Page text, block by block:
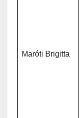
Maróti Brigitta